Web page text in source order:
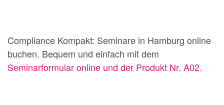
Compliance Kompakt: Seminare in Hamburg online
buchen. Bequem und einfach mit dem
Seminarformular online und der Produkt Nr. A02.